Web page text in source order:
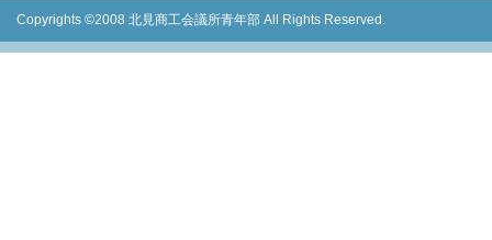
Copyrights ©2008 北見商工会議所青年部 All Rights Reserved.